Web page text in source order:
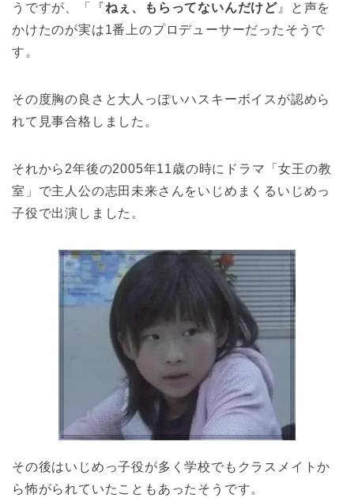
うですが、「『ねぇ、もらってないんだけど 』と声を
かけたのが実は1番上のプロデューサーだったそうで
す。
その度胸の良さと大人っぽいハスキーボイスが認めら
れて見事合格しました。
それから2年後の2005年11歳の時にドラマ「女王の教
室」で主人公の志田未来さんをいじめまくるいじめっ
子役で出演しました。
その後はいじめっ子役が多く学校でもクラスメイトか
ら怖がられていたこともあったそうです。